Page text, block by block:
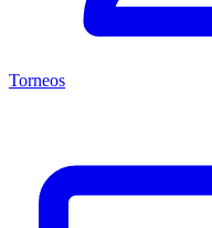
Torneos